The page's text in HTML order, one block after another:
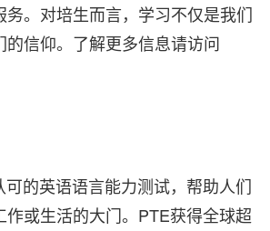
。对培生而言，学习不仅是我们
的信仰。了解更多信息请访问
的英语语言能力测试，帮助人们
作或生活的大门。PTE获得全球超